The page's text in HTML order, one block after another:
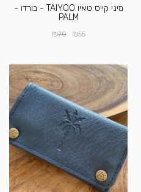
מיני קייס טאיו TAIYOO - בורדו -
PALM
₪55
₪70